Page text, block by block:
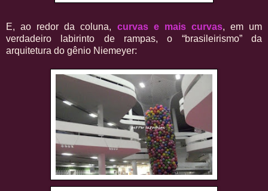
E, ao redor da coluna, curvas e mais curvas, em um
verdadeiro labirinto de rampas, o “brasileirismo” da
arquitetura do gênio Niemeyer: